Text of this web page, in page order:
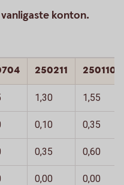
konton.
250211 250110
1,30 1,55
0,10 0,35
0,35 0,60
0,00 0,00